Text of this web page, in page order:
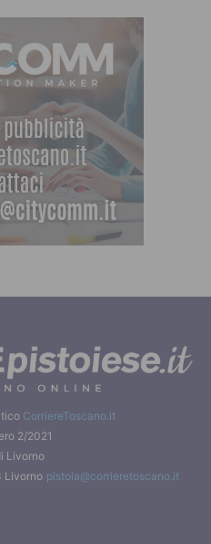
CorriereToscano.it
2/2021
Livorno
Livorno pistoia@corrieretoscano.it